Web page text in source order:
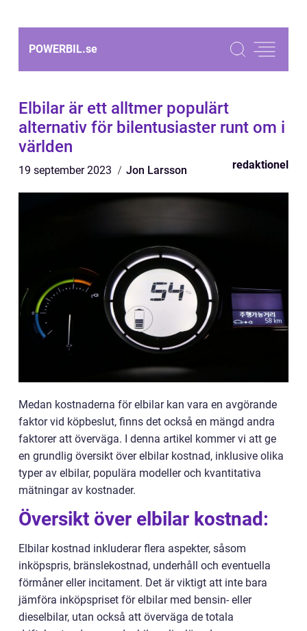
POWERBIL.se
Elbilar är ett alltmer populärt
alternativ för bilentusiaster runt om i
världen
19 september 2023 Jon Larsson redaktionel
Medan kostnaderna för elbilar kan vara en avgörande
faktor vid köpbeslut, finns det också en mängd andra
faktorer att överväga. I denna artikel kommer vi att ge
en grundlig översikt över elbilar kostnad, inklusive olika
typer av elbilar, populära modeller och kvantitativa
mätningar av kostnader.
Översikt över elbilar kostnad:
Elbilar kostnad inkluderar flera aspekter, såsom
inköpspris, bränslekostnad, underhåll och eventuella
förmåner eller incitament. Det är viktigt att inte bara
jämföra inköpspriset för elbilar med bensin- eller
dieselbilar, utan också att överväga de totala